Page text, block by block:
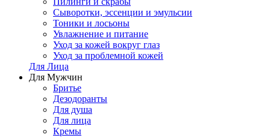
Сыворотки, эссенции и эмульсии
Тоники и лосьоны
Увлажнение и питание
Уход за кожей вокруг глаз
Уход за проблемной кожей
Для Лица
Для Мужчин
Бритье
Дезодоранты
Для душа
Для лица
Кремы